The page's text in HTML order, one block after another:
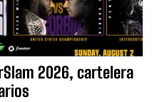
2026, cartelera